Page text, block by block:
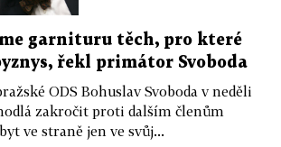
garnituru těch, pro které
řekl primátor Svoboda
ODS Bohuslav Svoboda v neděli
zakročit proti dalším členům
ve straně jen ve svůj...